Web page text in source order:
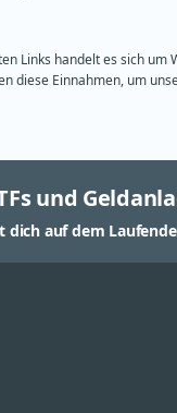
Links handelt es sich
diese Einnahmen, um
und
auf dem